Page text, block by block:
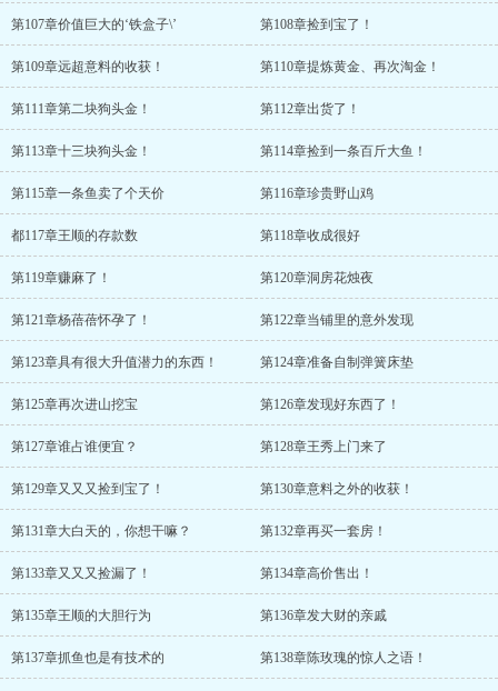
第107章价值巨大的‘铁盒子\’ 第108章捡到宝了！
第109章远超意料的收获！ 第110章提炼黄金、再次淘金！
第111章第二块狗头金！ 第112章出货了！
第113章十三块狗头金！ 第114章捡到一条百斤大鱼！
第115章一条鱼卖了个天价 第116章珍贵野山鸡
都117章王顺的存款数 第118章收成很好
第119章赚麻了！ 第120章洞房花烛夜
第121章杨蓓蓓怀孕了！ 第122章当铺里的意外发现
第123章具有很大升值潜力的东西！ 第124章准备自制弹簧床垫
第125章再次进山挖宝 第126章发现好东西了！
第127章谁占谁便宜？ 第128章王秀上门来了
第129章又又又捡到宝了！ 第130章意料之外的收获！
第131章大白天的，你想干嘛？ 第132章再买一套房！
第133章又又又捡漏了！ 第134章高价售出！
第135章王顺的大胆行为 第136章发大财的亲戚
第137章抓鱼也是有技术的 第138章陈玫瑰的惊人之语！